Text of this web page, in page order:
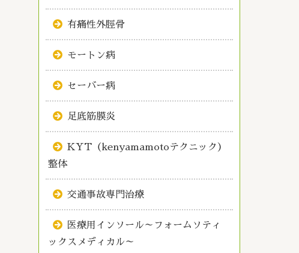
有痛性外脛骨
モートン病
セーバー病
足底筋膜炎
KYT（kenyamamotoテクニック）
整体
交通事故専門治療
医療用インソール～フォームソティ
ックスメディカル～